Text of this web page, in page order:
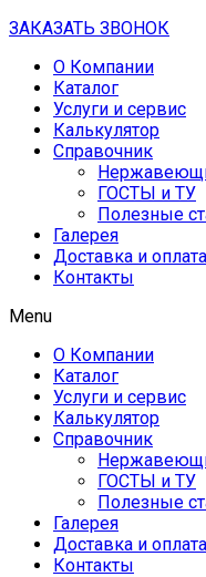
ЗАКАЗАТЬ ЗВОНОК
О Компании
Каталог
Услуги и сервис
Калькулятор
Справочник
ГОСТЫ и ТУ
Полезные
Галерея
Доставка и оплата
Контакты
Menu
О Компании
Каталог
Услуги и сервис
Калькулятор
Справочник
ГОСТЫ и ТУ
Полезные
Галерея
Доставка и оплата
Контакты